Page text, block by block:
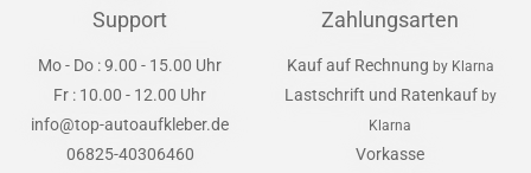
Support
Mo - Do : 9.00 - 15.00 Uhr
Fr : 10.00 - 12.00 Uhr
info@top-autoaufkleber.de
06825-40306460
Zahlungsarten
Kauf auf Rechnung by Klarna
Lastschrift und Ratenkauf by
Klarna
Vorkasse